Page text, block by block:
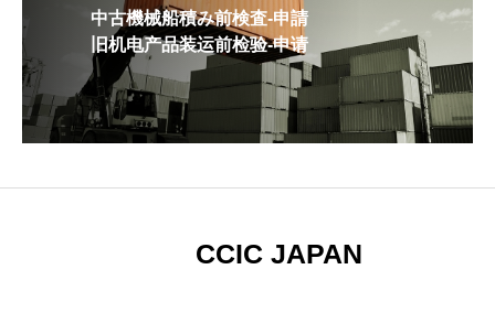
中古機械船積み前検査-申請
旧机电产品装运前检验-申请
CCIC JAPAN